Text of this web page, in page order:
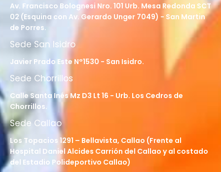
Av. Francisco Bolognesi Nro. 101 Urb. Mesa Redonda SCT
02 (Esquina con Av. Gerardo Unger 7049) - San Martin
de Porres.
Sede San Isidro
Javier Prado Este N°1530 - San Isidro.
Sede Chorrillos
Calle Santa Inés Mz D3 Lt 16 - Urb. Los Cedros de
Chorrillos.
Sede Callao
Los Topacios 1291 – Bellavista, Callao (Frente al
Hospital Daniel Alcides Carrión del Callao y al costado
del Estadio Polideportivo Callao)